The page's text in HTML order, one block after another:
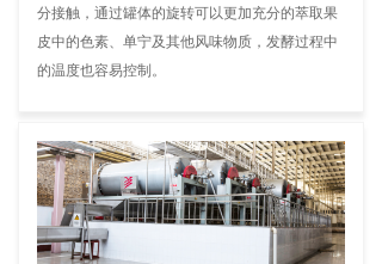
分接触，通过罐体的旋转可以更加充分的萃取果
皮中的色素、单宁及其他风味物质，发酵过程中
的温度也容易控制。